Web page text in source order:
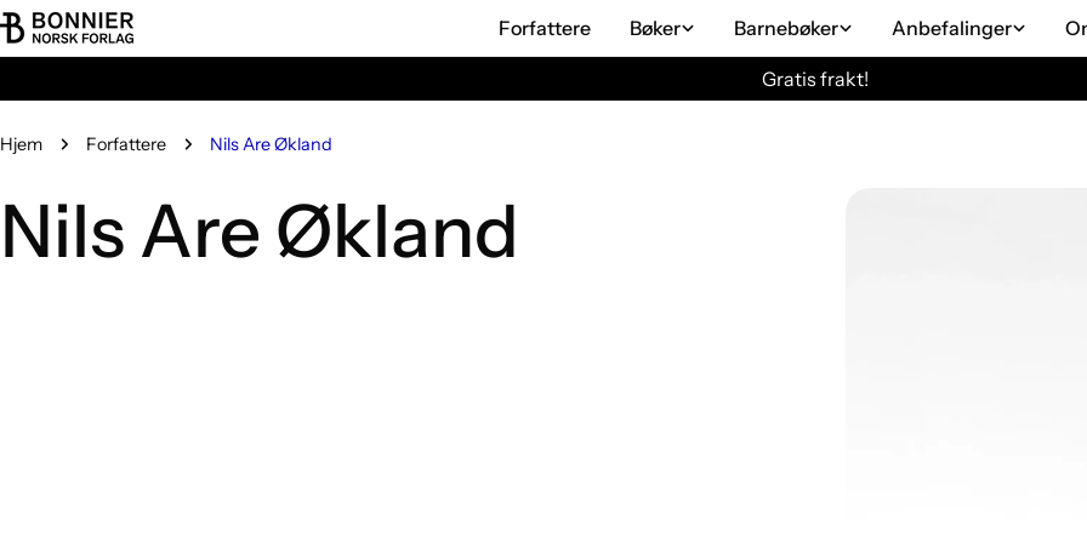
Hopp
til
Forfattere Bøker Barnebøker Anbefalinger
Gratis frakt!
Hjem Forfattere Nils Are Økland
Nils Are Økland